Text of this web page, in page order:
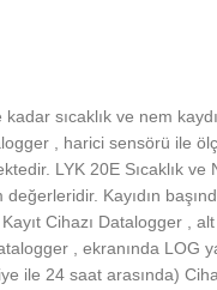
kadar sıcaklık ve nem
, harici sensörü ile
LYK 20E Sıcaklık
Kayıdın
Cihazı Datalogger ,
, ekranında LOG
ile 24 saat arasında)